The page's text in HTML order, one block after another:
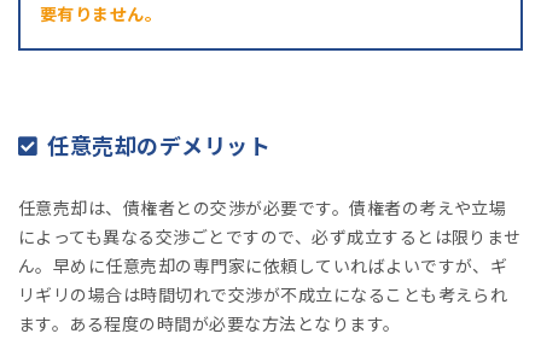
要有りません。
任意売却のデメリット
任意売却は、債権者との交渉が必要です。債権者の考えや立場
によっても異なる交渉ごとですので、必ず成立するとは限りませ
ん。早めに任意売却の専門家に依頼していればよいですが、ギ
リギリの場合は時間切れで交渉が不成立になることも考えられ
ます。ある程度の時間が必要な方法となります。